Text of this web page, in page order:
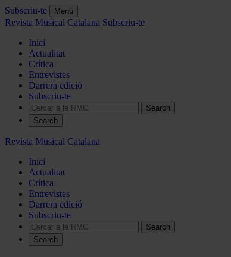
Subscriu-te Menú
Revista Musical Catalana Subscriu-te
Inici
Actualitat
Crítica
Entrevistes
Darrera edició
Subscriu-te
Search
Revista Musical Catalana
Inici
Actualitat
Crítica
Entrevistes
Darrera edició
Subscriu-te
Search